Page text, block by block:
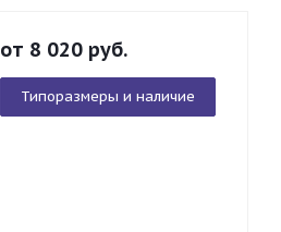
от 8 020 руб.
Типоразмеры и наличие